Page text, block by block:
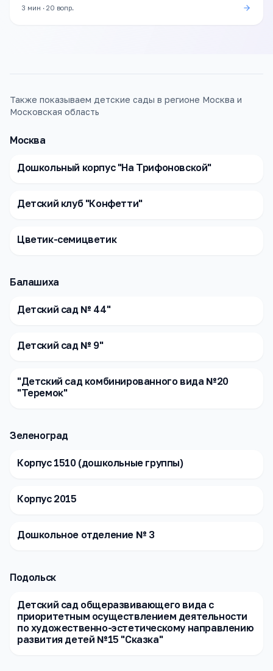
3 мин · 20 вопр.
Также показываем детские сады в регионе Москва и
Московская область
Москва
Дошкольный корпус "На Трифоновской"
Детский клуб "Конфетти"
Цветик-семицветик
Балашиха
Детский сад № 44"
Детский сад № 9"
"Детский сад комбинированного вида №20
"Теремок"
Зеленоград
Корпус 1510 (дошкольные группы)
Корпус 2015
Дошкольное отделение № 3
Подольск
Детский сад общеразвивающего вида с
приоритетным осуществлением деятельности
по художественно-эстетическому направлению
развития детей №15 "Сказка"